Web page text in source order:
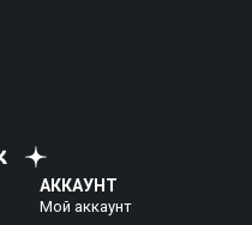
АККАУНТ
Мой аккаунт